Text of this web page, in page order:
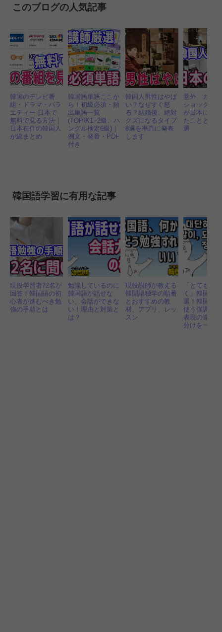
このブログの人気記事
韓国のテレビ番
組・ドラマ・バラ
エティー 日本で
無料で見る方法｜
日本在住の韓国人
が総まとめ
韓国語単語ここか
ら！初級必須・頻
出単語一覧
(TOPIK1~2級、ハ
ングル検定6級)｜
例文・発音・PDF
付き
韓国人男性はやば
い？なぜすぐ怒
る？結婚後、絶対
クズになるタイプ
8選を率直に発表
します
意外、カル
ショック！
が日本に来
たことと文
選
韓国語学習に有用な記事
現役学習者72名が
回答！韓国語の初
心者が進むべき勉
強の手順とは
勉強しているのに
韓国語が話せな
い、会話ができな
い！理由と対策と
は？
現役講師が教える
韓国語独学の順番
とおすすめの教
材、アプリ、レッ
スン
「とても、
く」韓国語
選！韓国人
使う強調語
表現の違い
分けを一挙